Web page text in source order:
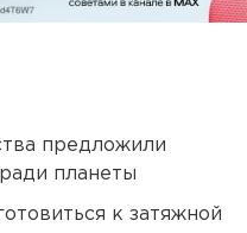
предложили
планеты
к затяжной